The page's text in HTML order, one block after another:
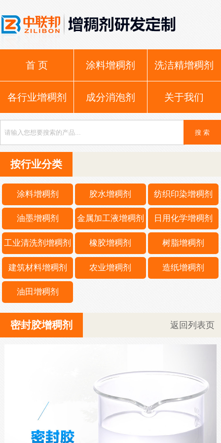
首 页 涂料增稠剂 洗洁精增稠剂
各行业增稠剂 成分消泡剂 关于我们
按行业分类
涂料增稠剂 胶水增稠剂 纺织印染增稠剂
油墨增稠剂 金属加工液增稠剂 日用化学增稠剂
工业清洗剂增稠剂 橡胶增稠剂 树脂增稠剂
建筑材料增稠剂 农业增稠剂 造纸增稠剂
油田增稠剂
密封胶增稠剂 返回列表页